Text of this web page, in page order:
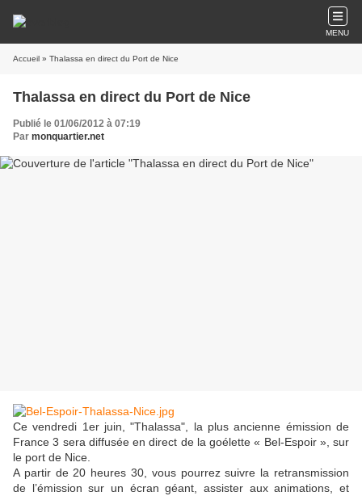
MENU
Accueil » Thalassa en direct du Port de Nice
Thalassa en direct du Port de Nice
Publié le 01/06/2012 à 07:19
Par monquartier.net
Ce vendredi 1er juin, "Thalassa", la plus ancienne émission de
France 3 sera diffusée en direct de la goélette « Bel-Espoir », sur
le port de Nice.
A partir de 20 heures 30, vous pourrez suivre la retransmission
de l’émission sur un écran géant, assister aux animations, et